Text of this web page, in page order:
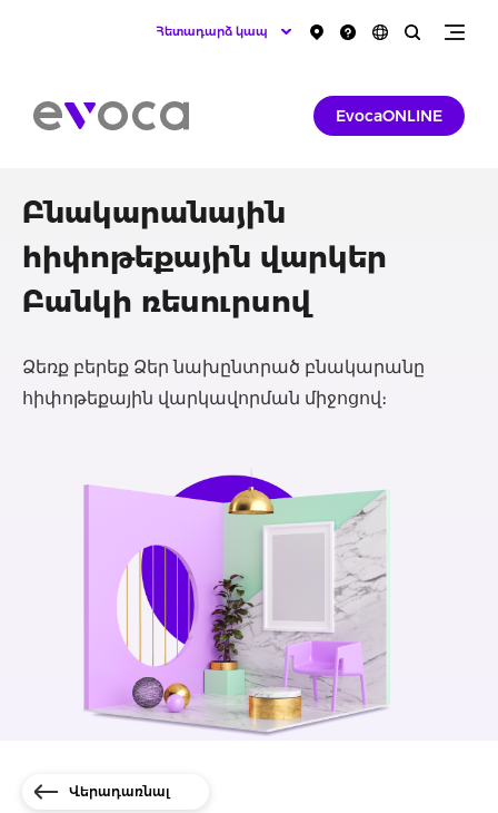
Հետադարձ կապ
EvocaONLINE
Բնակարանային
հիփոթեքային վարկեր
Բանկի ռեսուրսով
Ձեռք բերեք Ձեր նախընտրած բնակարանը
հիփոթեքային վարկավորման միջոցով։
Վերադառնալ